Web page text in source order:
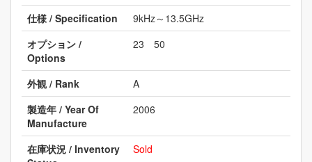
仕様 / Specification
9kHz～13.5GHz
オプション /
Options
23 50
外観 / Rank
A
製造年 / Year Of
Manufacture
2006
在庫状況 / Inventory
Sold